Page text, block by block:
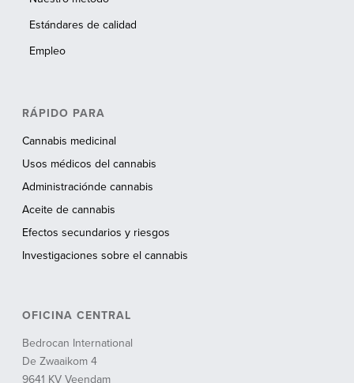
Estándares de calidad
Empleo
RÁPIDO PARA
Cannabis medicinal
Usos médicos del cannabis
Administraciónde cannabis
Aceite de cannabis
Efectos secundarios y riesgos
Investigaciones sobre el cannabis
OFICINA CENTRAL
Bedrocan International
De Zwaaikom 4
9641 KV Veendam